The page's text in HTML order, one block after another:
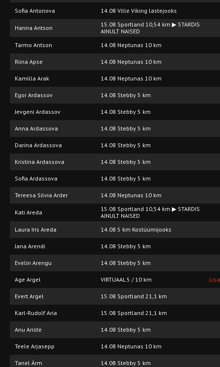
Sofia Antonova 14.08 Ville Viking lastejooks
Hanna Antson
15.08 Sportland 10,54 km ▶ STARDIS
AINULT NAISED
Tarmo Antson
14.08 Neptunas 10 km
Riina Apse 14.08 Neptunas 10 km
Kamilla Arak 14.08 Neptunas 10 km
Egor Ardassov 14.08 Stebby 5 km
Jevgeni Ardassov 14.08 Stebby 5 km
Anna Ardassova 14.08 Stebby 5 km
Darina Ardassova 14.08 Stebby 5 km
Kristina Ardassova 14.08 Stebby 5 km
Sofia Ardassova 14.08 Stebby 5 km
Tereesa Silvia Arder 14.08 Neptunas 10 km
Kati Areda
15.08 Sportland 10,54 km ▶ STARDIS
AINULT NAISED
Laura Iris Areda
14.08 5 km Kostüümijooks
Jana Arendi 14.08 Stebby 5 km
Evelin Arengu 14.08 Stebby 5 km
Age Argel VIRTUAAL 5 / 10 km
Evert Argel 15.08 Sportland 21,1 km
Karl-Rudolf Aria 15.08 Sportland 21,1 km
Anu Ariste 14.08 Stebby 5 km
Teele Arjasepp 14.08 Neptunas 10 km
Tanel Ärm 14.08 Stebby 5 km